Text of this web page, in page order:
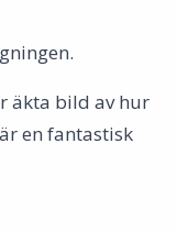
äkta bild av hur
en fantastisk